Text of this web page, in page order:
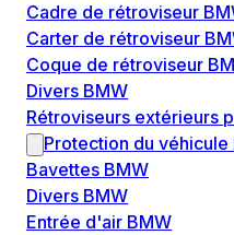
Cadre de rétroviseur
Carter de rétroviseur
Coque de rétroviseur
Divers BMW
Rétroviseurs extérieurs
Protection du véhicule
Bavettes BMW
Divers BMW
Entrée d'air BMW